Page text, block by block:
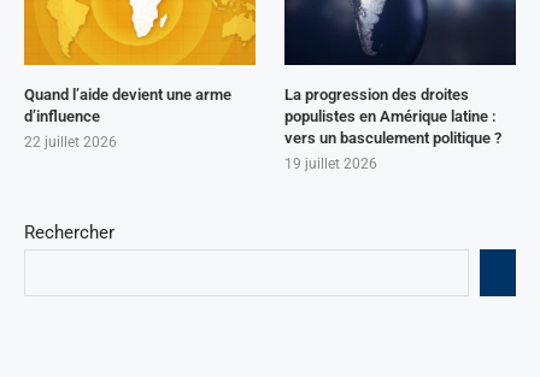
Rechercher
Quand l’aide devient une arme
d’influence
22 juillet 2026
La progression des droites
populistes en Amérique latine :
vers un basculement politique ?
19 juillet 2026